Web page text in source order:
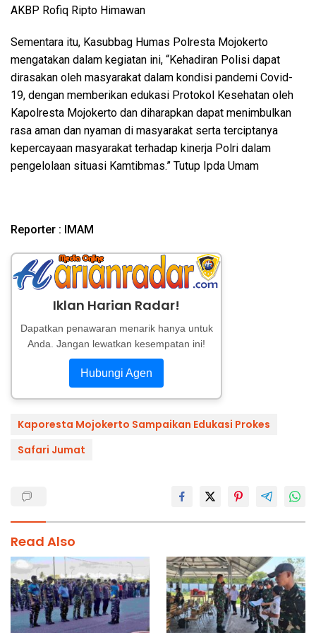
AKBP Rofiq Ripto Himawan
Sementara itu, Kasubbag Humas Polresta Mojokerto
mengatakan dalam kegiatan ini, “Kehadiran Polisi dapat
dirasakan oleh masyarakat dalam kondisi pandemi Covid-
19, dengan memberikan edukasi Protokol Kesehatan oleh
Kapolresta Mojokerto dan diharapkan dapat menimbulkan
rasa aman dan nyaman di masyarakat serta terciptanya
kepercayaan masyarakat terhadap kinerja Polri dalam
pengelolaan situasi Kamtibmas.” Tutup Ipda Umam
Reporter : IMAM
Iklan Harian Radar!
Dapatkan penawaran menarik hanya untuk
Anda. Jangan lewatkan kesempatan ini!
Hubungi Agen
Kaporesta Mojokerto Sampaikan Edukasi Prokes
Safari Jumat
Read Also